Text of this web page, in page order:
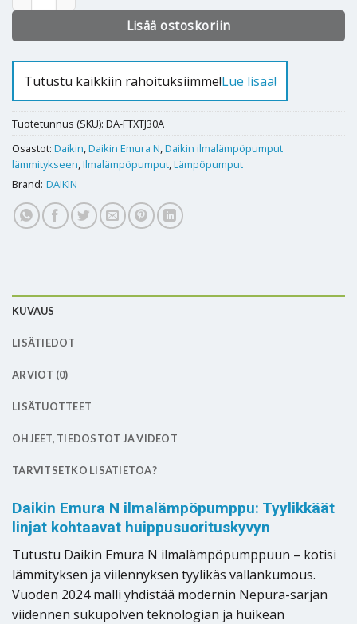
Lisää ostoskoriin
Tutustu kaikkiin rahoituksiimme!Lue lisää!
Tuotetunnus (SKU): DA-FTXTJ30A
Osastot: Daikin,Daikin Emura N,Daikin ilmalämpöpumput
lämmitykseen,Ilmalämpöpumput,Lämpöpumput
Brand: DAIKIN
KUVAUS
LISÄTIEDOT
ARVIOT (0)
LISÄTUOTTEET
OHJEET, TIEDOSTOT JA VIDEOT
TARVITSETKO LISÄTIETOA?
Daikin Emura N ilmalämpöpumppu: Tyylikkäät
linjat kohtaavat huippusuorituskyvyn
Tutustu Daikin Emura N ilmalämpöpumppuun – kotisi
lämmityksen ja viilennyksen tyylikäs vallankumous.
Vuoden 2024 malli yhdistää modernin Nepura-sarjan
viidennen sukupolven teknologian ja huikean